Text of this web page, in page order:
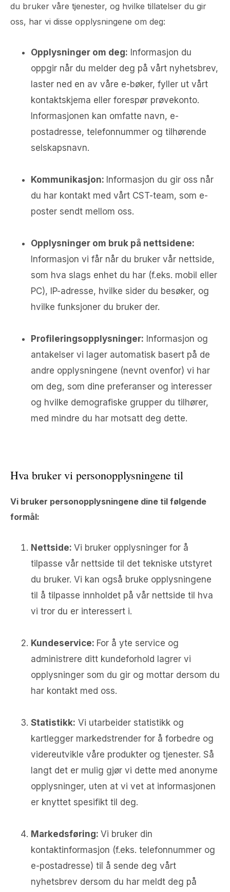
du bruker våre tjenester, og hvilke tillatelser du gir
oss, har vi disse opplysningene om deg:
Opplysninger om deg: Informasjon du
oppgir når du melder deg på vårt nyhetsbrev,
laster ned en av våre e-bøker, fyller ut vårt
kontaktskjema eller forespør prøvekonto.
Informasjonen kan omfatte navn, e-
postadresse, telefonnummer og tilhørende
selskapsnavn.
Kommunikasjon: Informasjon du gir oss når
du har kontakt med vårt CST-team, som e-
poster sendt mellom oss.
Opplysninger om bruk på nettsidene:
Informasjon vi får når du bruker vår nettside,
som hva slags enhet du har (f.eks. mobil eller
PC), IP-adresse, hvilke sider du besøker, og
hvilke funksjoner du bruker der.
Profileringsopplysninger: Informasjon og
antakelser vi lager automatisk basert på de
andre opplysningene (nevnt ovenfor) vi har
om deg, som dine preferanser og interesser
og hvilke demografiske grupper du tilhører,
med mindre du har motsatt deg dette.
Hva bruker vi personopplysningene til
Vi bruker personopplysningene dine til følgende
formål:
Nettside: Vi bruker opplysninger for å
tilpasse vår nettside til det tekniske utstyret
du bruker. Vi kan også bruke opplysningene
til å tilpasse innholdet på vår nettside til hva
vi tror du er interessert i.
Kundeservice: For å yte service og
administrere ditt kundeforhold lagrer vi
opplysninger som du gir og mottar dersom du
har kontakt med oss.
Statistikk: Vi utarbeider statistikk og
kartlegger markedstrender for å forbedre og
videreutvikle våre produkter og tjenester. Så
langt det er mulig gjør vi dette med anonyme
opplysninger, uten at vi vet at informasjonen
er knyttet spesifikt til deg.
Markedsføring: Vi bruker din
kontaktinformasjon (f.eks. telefonnummer og
e-postadresse) til å sende deg vårt
nyhetsbrev dersom du har meldt deg på